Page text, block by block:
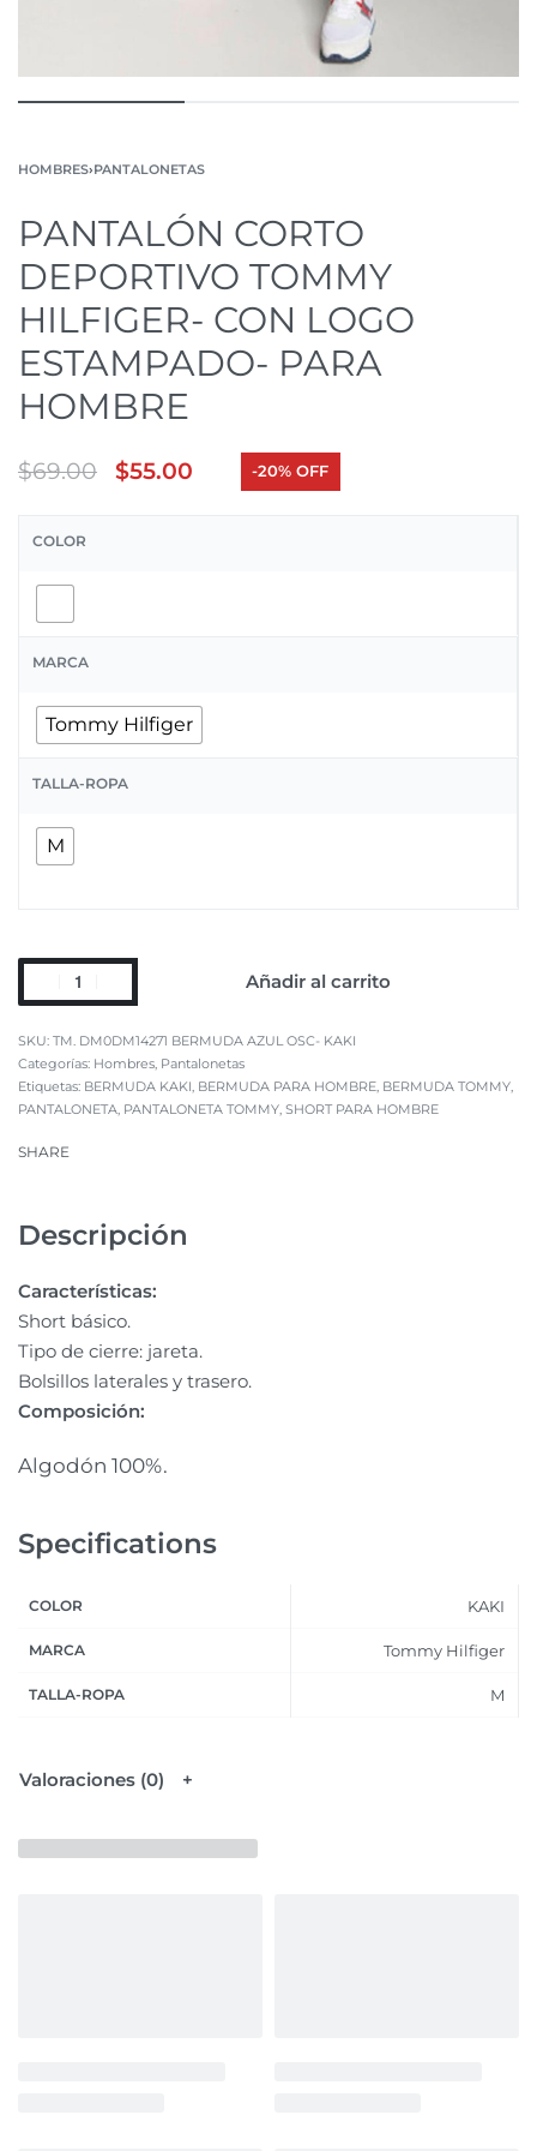
HOMBRES›PANTALONETAS
PANTALÓN CORTO
DEPORTIVO TOMMY
HILFIGER- CON LOGO
ESTAMPADO- PARA
HOMBRE
$69.00 $55.00 -20% OFF
COLOR
MARCA
Tommy Hilfiger
TALLA-ROPA
M
Añadir al carrito
TM. DM0DM14271 BERMUDA AZUL OSC- KAKI
Categorías: Hombres Pantalonetas
Etiquetas: BERMUDA KAKI BERMUDA PARA HOMBRE BERMUDA TOMMY
PANTALONETA PANTALONETA TOMMY SHORT PARA HOMBRE
SHARE
Descripción
Características:
Short básico.
Tipo de cierre: jareta.
Bolsillos laterales y trasero.
Composición:
Algodón 100%.
Specifications
COLOR KAKI
MARCA Tommy Hilfiger
TALLA-ROPA M
Valoraciones (0)